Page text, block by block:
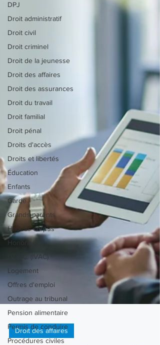
DPJ
Droit administratif
Droit civil
Droit criminel
Droit de la jeunesse
Droit des affaires
Droit des assurances
Droit du travail
Droit familial
Droit pénal
Droits d'accès
Droits et libertés
Éducation
Enfants
Garde
Grands-parents
Habeas corpus
Honoraires
I.V.A.C. (IVAC)
Logement
Offres d'emploi
Outrage au tribunal
Pension alimentaire
Permis de conduire
Procédures civiles